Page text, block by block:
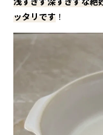
ッタリです ！